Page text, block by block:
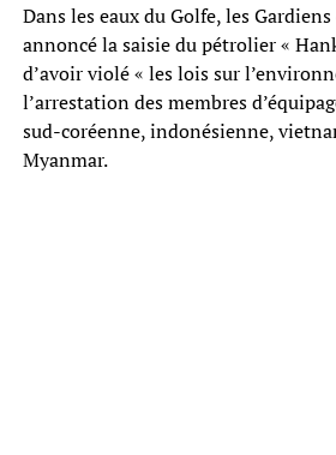
Dans les eaux du Golfe, les
annoncé la saisie du pétrolier «
d’avoir violé « les lois sur
l’arrestation des membres
sud-coréenne, indonésienne,
Myanmar.